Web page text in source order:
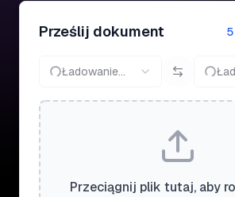
Prześlij dokument
Ładowanie...
Przeciągnij plik tutaj, aby